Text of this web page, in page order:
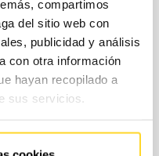
compartimos
del sitio web con
publicidad y análisis
con otra información
hayan recopilado a
sus servicios.
ION